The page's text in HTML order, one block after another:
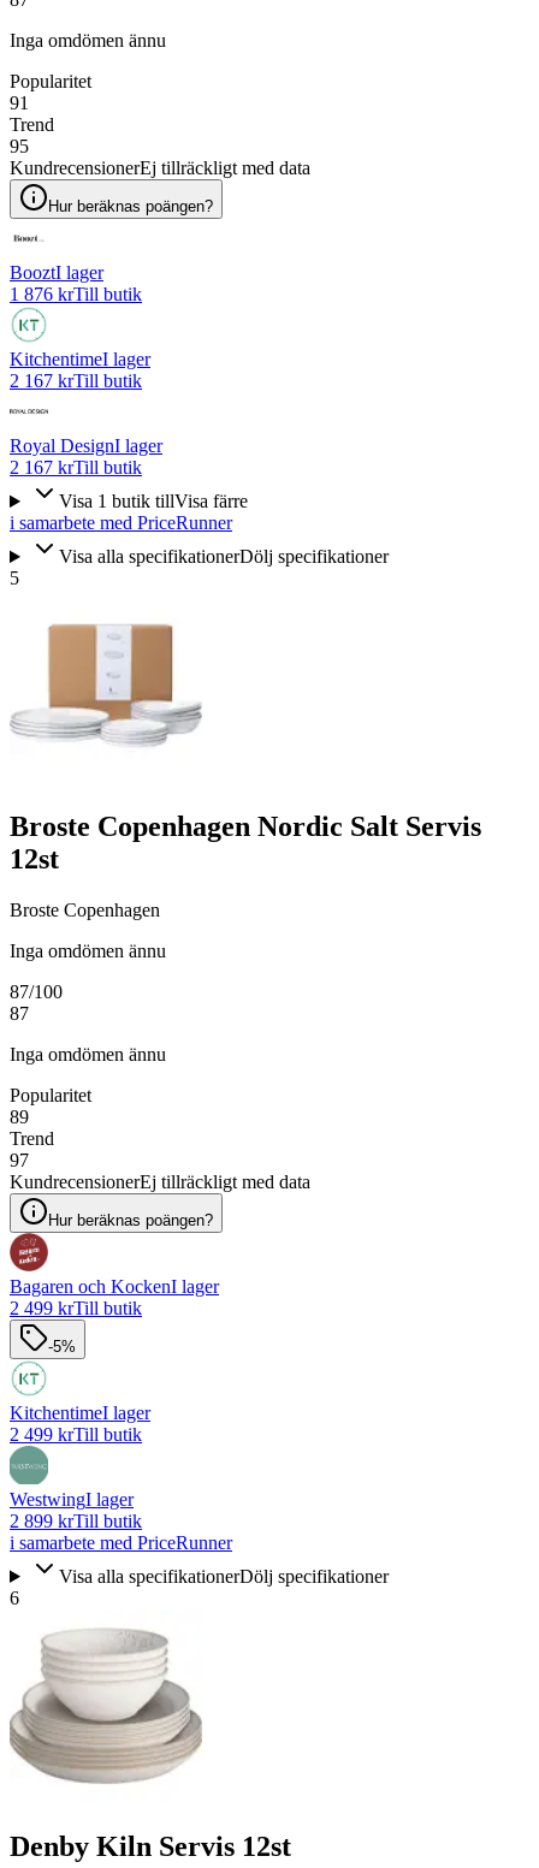
Inga omdömen ännu
Popularitet
91
Trend
95
KundrecensionerEj tillräckligt med data
Hur beräknas poängen?
BooztI lager
1 876 krTill butik
KitchentimeI lager
2 167 krTill butik
Royal DesignI lager
2 167 krTill butik
Visa 1 butik tillVisa färre
i samarbete med PriceRunner
Visa alla specifikationerDölj specifikationer
5
Broste Copenhagen Nordic Salt Servis
12st
Broste Copenhagen
Inga omdömen ännu
87/100
87
Inga omdömen ännu
Popularitet
89
Trend
97
KundrecensionerEj tillräckligt med data
Hur beräknas poängen?
Bagaren och KockenI lager
2 499 krTill butik
-5%
KitchentimeI lager
2 499 krTill butik
WestwingI lager
2 899 krTill butik
i samarbete med PriceRunner
Visa alla specifikationerDölj specifikationer
6
Denby Kiln Servis 12st